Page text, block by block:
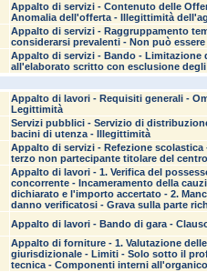
Appalto di servizi - Contenuto delle
Anomalia dell'offerta - Illegittimità
Appalto di servizi - Raggruppamento
considerarsi prevalenti - Non può
Appalto di servizi - Bando - Limitazione
all'elaborato scritto con esclusione
Appalto di lavori - Requisiti generali -
Legittimità
Servizi pubblici - Servizio di
bacini di utenza - Illegittimità
Appalto di servizi - Refezione
terzo non partecipante titolare del
Appalto di lavori - 1. Verifica del
concorrente - Incameramento della
dichiarato e l'importo accertato - 2.
danno verificatosi - Grava sulla parte
Appalto di lavori - Bando di gara -
Appalto di forniture - 1. Valutazione
giurisdizionale - Limiti - Solo sotto il
tecnica - Componenti interni